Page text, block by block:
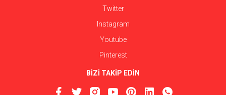
Twitter
Instagram
Youtube
Pinterest
BİZİ TAKİP EDİN